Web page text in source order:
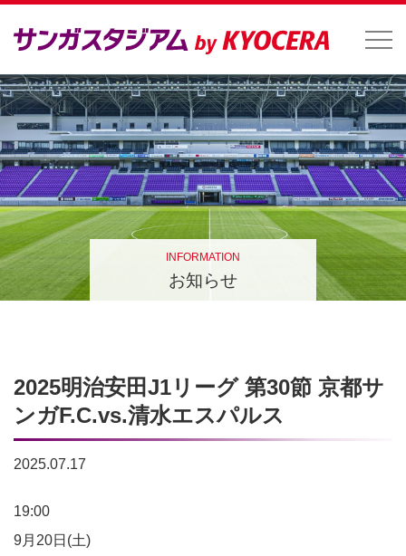
INFORMATION
お知らせ
2025明治安田J1リーグ 第30節 京都サ
ンガF.C.vs.清水エスパルス
2025.07.17
2025
明
19:00
9月20日(土)